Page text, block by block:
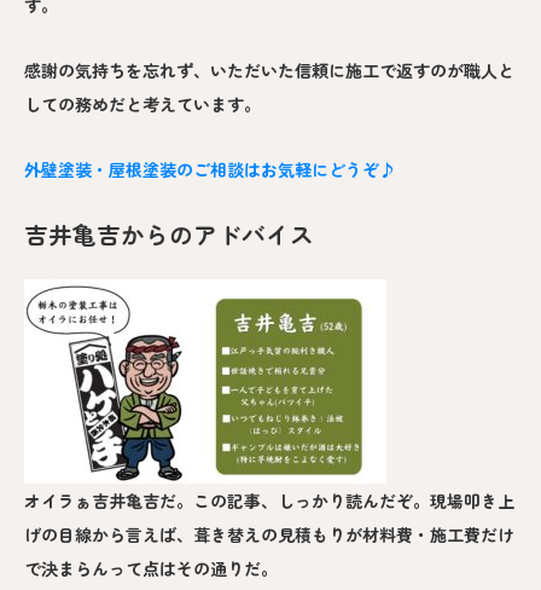
す。
感謝の気持ちを忘れず、いただいた信頼に施工で返すのが職人と
しての務めだと考えています。
外壁塗装・屋根塗装のご相談はお気軽にどうぞ♪
吉井亀吉からのアドバイス
オイラぁ吉井亀吉だ。この記事、しっかり読んだぞ。現場叩き上
げの目線から言えば、葺き替えの見積もりが材料費・施工費だけ
で決まらんって点はその通りだ。